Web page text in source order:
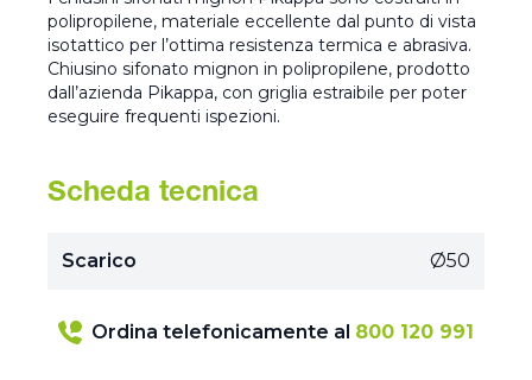
polipropilene, materiale eccellente dal punto di vista
isotattico per l’ottima resistenza termica e abrasiva.
Chiusino sifonato mignon in polipropilene, prodotto
dall’azienda Pikappa, con griglia estraibile per poter
eseguire frequenti ispezioni.
Scheda tecnica
Scarico Ø50
Ordina telefonicamente al 800 120 991